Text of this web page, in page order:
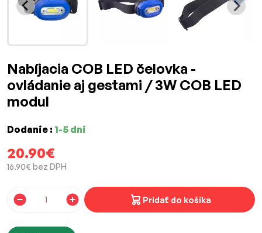
Nabíjacia COB LED čelovka -
ovládanie aj gestami / 3W COB LED
modul
Dodanie : 1-5 dni
20.90€
16.90€ bez DPH
Pridať do košíka